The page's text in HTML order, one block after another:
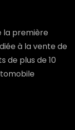
la première
à la vente de
de plus de 10